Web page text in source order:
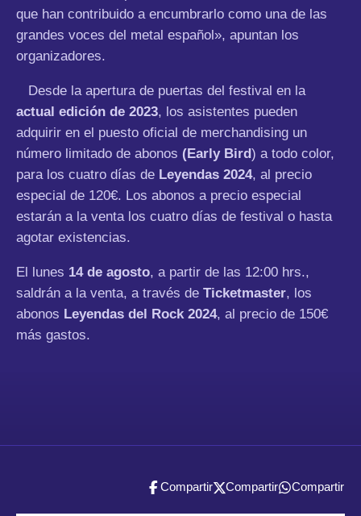
que han contribuido a encumbrarlo como una de las
grandes voces del metal español», apuntan los
organizadores.
Desde la apertura de puertas del festival en la
actual edición de 2023, los asistentes pueden
adquirir en el puesto oficial de merchandising un
número limitado de abonos (Early Bird) a todo color,
para los cuatro días de Leyendas 2024, al precio
especial de 120€. Los abonos a precio especial
estarán a la venta los cuatro días de festival o hasta
agotar existencias.
El lunes 14 de agosto, a partir de las 12:00 hrs.,
saldrán a la venta, a través de Ticketmaster, los
abonos Leyendas del Rock 2024, al precio de 150€
más gastos.
Compartir Compartir Compartir